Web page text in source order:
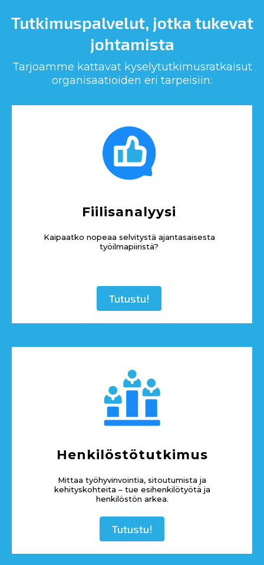
Tutkimuspalvelut, jotka tukevat
johtamista
Tarjoamme kattavat kyselytutkimusratkaisut
organisaatioiden eri tarpeisiin:
Fiilisanalyysi
Kaipaatko nopeaa selvitystä ajantasaisesta
työilmapiiristä?
Tutustu!
Henkilöstötutkimus
Mittaa työhyvinvointia, sitoutumista ja
kehityskohteita – tue esihenkilötyötä ja
henkilöstön arkea.
Tutustu!